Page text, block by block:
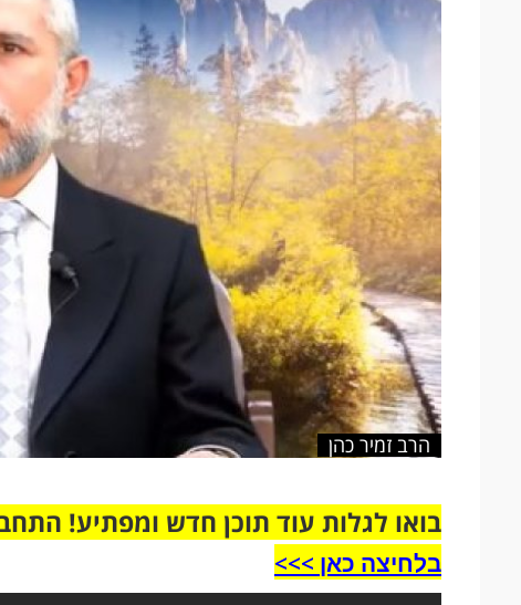
הרב זמיר כהן
בואו לגלות עוד תוכן חדש ומפתיע!
בלחיצה כאן >>>​